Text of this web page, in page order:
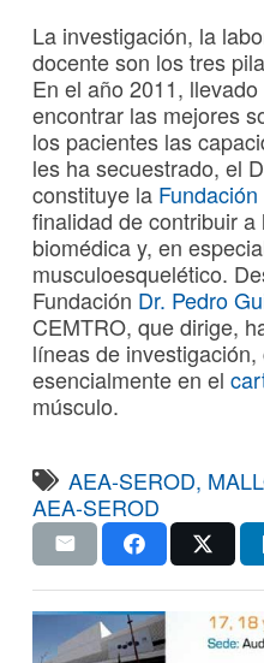
La investigación, la
docente son los tres
En el año 2011,
encontrar las mejores
los pacientes las
les ha secuestrado, el
constituye la
finalidad de contribuir a
biomédica y, en
musculoesquelético.
Fundación Dr. Pedro
CEMTRO, que dirige,
líneas de investigación,
esencialmente en el
músculo.
AEA-SEROD,
AEA-SEROD